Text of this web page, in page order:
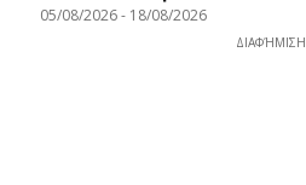
05/08/2026- 18/08/2026
ΔΙΑΦΉΜΙΣΗ